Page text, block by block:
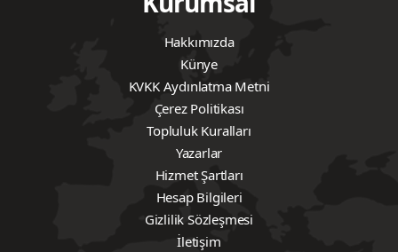
Hakkımızda
Künye
KVKK Aydınlatma Metni
Çerez Politikası
Topluluk Kuralları
Yazarlar
Hizmet Şartları
Hesap Bilgileri
Gizlilik Sözleşmesi
İletişim